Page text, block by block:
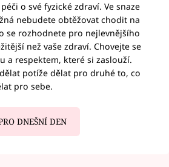
o své fyzické zdraví. Ve snaze
nebudete obtěžovat chodit na
se rozhodnete pro nejlevnějšího
než vaše zdraví. Chovejte se
a respektem, které si zaslouží.
potíže dělat pro druhé to, co
pro sebe.
DNEŠNÍ DEN